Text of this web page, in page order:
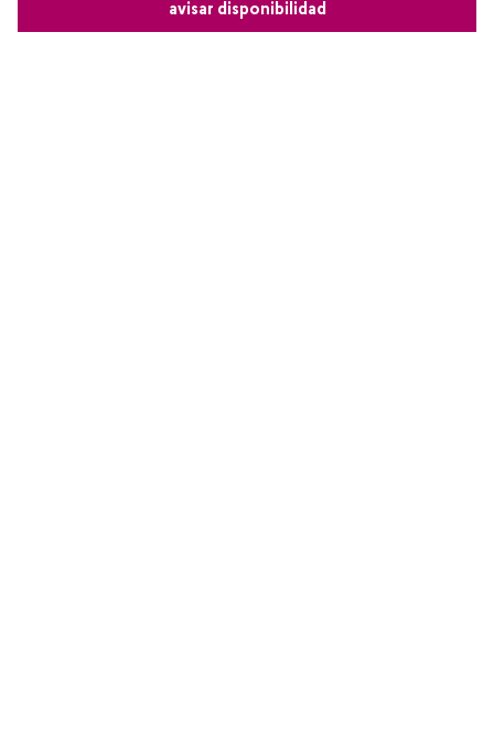
avisar disponibilidad